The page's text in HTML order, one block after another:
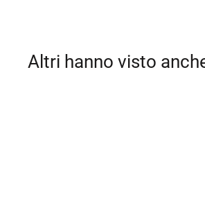
Altri hanno visto